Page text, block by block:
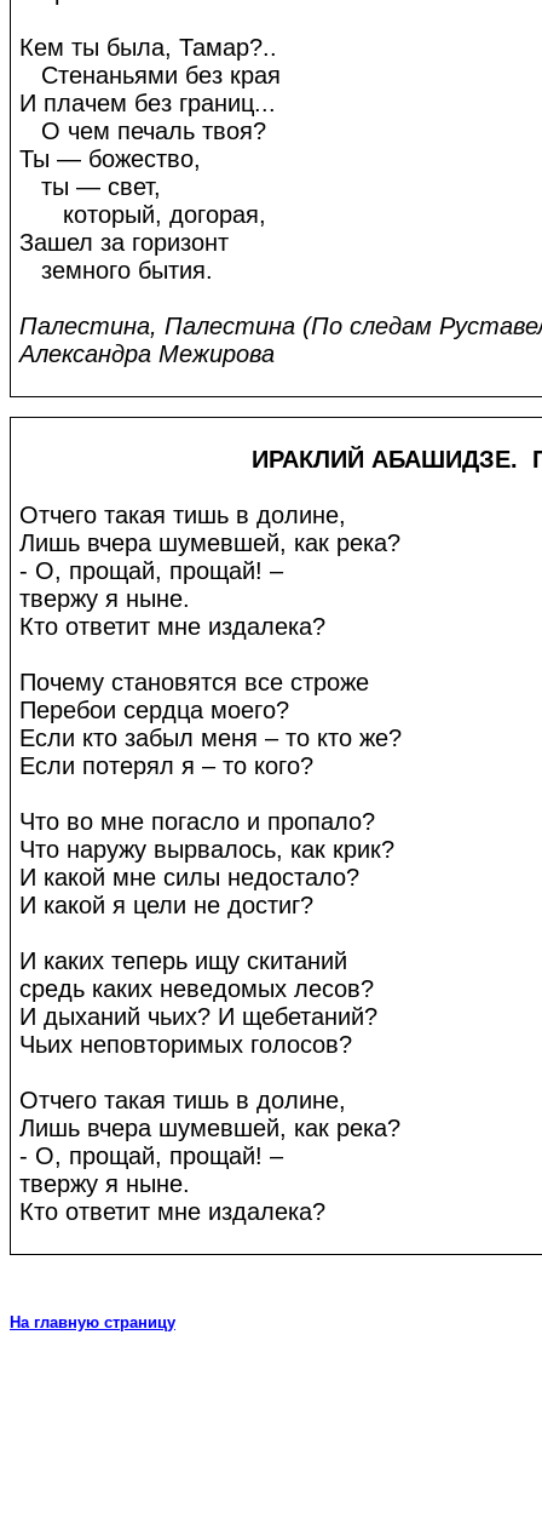
Кем ты была, Тамар?..
Стенаньями без края
И плачем без границ...
О чем печаль твоя?
Ты — божество,
ты — свет,
который, догорая,
Зашел за горизонт
земного бытия.
Палестина, Палестина (По следам
Александра Межирова
ИРАКЛИЙ АБАШИДЗЕ.
Отчего такая тишь в долине,
Лишь вчера шумевшей, как река?
- О, прощай, прощай! –
твержу я ныне.
Кто ответит мне издалека?
Почему становятся все строже
Перебои сердца моего?
Если кто забыл меня – то кто же?
Если потерял я – то кого?
Что во мне погасло и пропало?
Что наружу вырвалось, как крик?
И какой мне силы недостало?
И какой я цели не достиг?
И каких теперь ищу скитаний
средь каких неведомых лесов?
И дыханий чьих? И щебетаний?
Чьих неповторимых голосов?
Отчего такая тишь в долине,
Лишь вчера шумевшей, как река?
- О, прощай, прощай! –
твержу я ныне.
Кто ответит мне издалека?
На главную страницу